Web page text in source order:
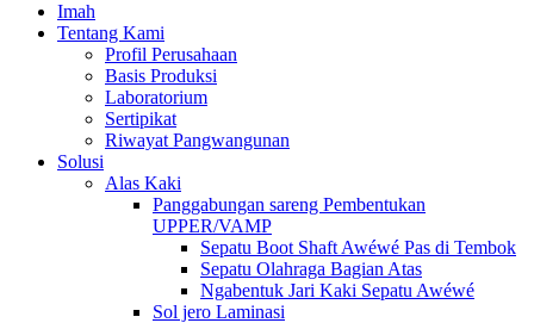
Imah
Tentang Kami
Profil Perusahaan
Basis Produksi
Laboratorium
Sertipikat
Riwayat Pangwangunan
Solusi
Alas Kaki
Panggabungan sareng Pembentukan
UPPER/VAMP
Sepatu Boot Shaft Awéwé Pas di Tembok
Sepatu Olahraga Bagian Atas
Ngabentuk Jari Kaki Sepatu Awéwé
Sol jero Laminasi